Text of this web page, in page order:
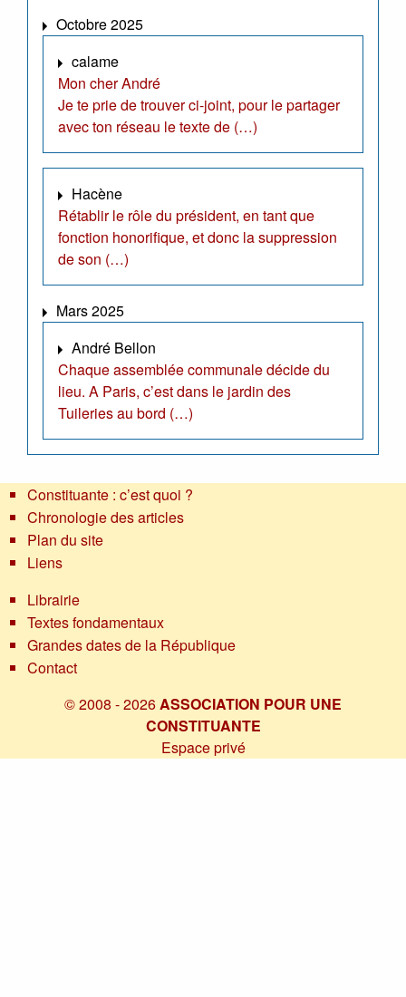
Octobre 2025
calame
Mon cher André
Je te prie de trouver ci-joint, pour le partager
avec ton réseau le texte de (…)
Hacène
Rétablir le rôle du président, en tant que
fonction honorifique, et donc la suppression
de son (…)
Mars 2025
André Bellon
Chaque assemblée communale décide du
lieu. A Paris, c’est dans le jardin des
Tuileries au bord (…)
Constituante : c’est quoi ?
Chronologie des articles
Plan du site
Liens
Librairie
Textes fondamentaux
Grandes dates de la République
Contact
© 2008 - 2026ASSOCIATION POUR UNE
CONSTITUANTE
Espace privé